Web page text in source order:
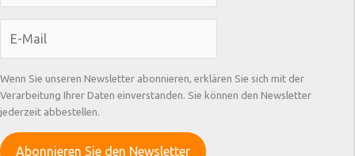
Wenn Sie unseren Newsletter abonnieren, erklären Sie sich mit der
Verarbeitung Ihrer Daten einverstanden. Sie können den Newsletter
jederzeit abbestellen.